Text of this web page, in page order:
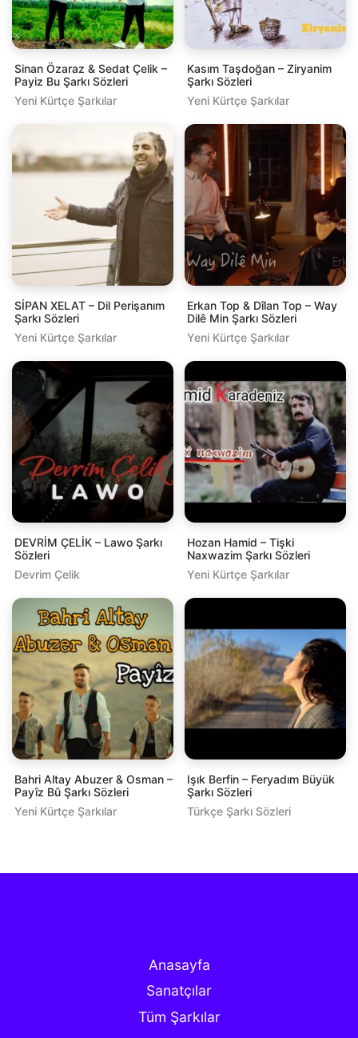
Sinan Özaraz & Sedat Çelik –
Payiz Bu Şarkı Sözleri
Yeni Kürtçe Şarkılar
Kasım Taşdoğan – Ziryanim
Şarkı Sözleri
Yeni Kürtçe Şarkılar
SİPAN XELAT – Dil Perişanım
Şarkı Sözleri
Yeni Kürtçe Şarkılar
Erkan Top & Dîlan Top – Way
Dilê Min Şarkı Sözleri
Yeni Kürtçe Şarkılar
DEVRİM ÇELİK – Lawo Şarkı
Sözleri
Devrim Çelik
Hozan Hamid – Tişki
Naxwazim Şarkı Sözleri
Yeni Kürtçe Şarkılar
Bahri Altay Abuzer & Osman –
Payîz Bû Şarkı Sözleri
Yeni Kürtçe Şarkılar
Işık Berfin – Feryadım Büyük
Şarkı Sözleri
Türkçe Şarkı Sözleri
Anasayfa
Sanatçılar
Tüm Şarkılar